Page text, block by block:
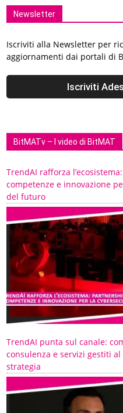
Newsletter
Iscriviti alla Newsletter per
aggiornamenti dai portali di
BitMATv – I video di BitMAT
TrendAI rafforza
competenze e innovazione
del futuro
TrendAI punta sul canale:
consulenza e servizi gestiti
strategia